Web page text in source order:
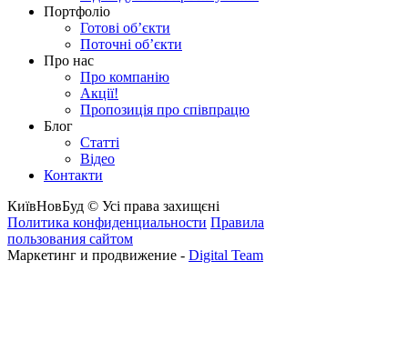
Портфоліо
Готові об’єкти
Поточні об’єкти
Про нас
Про компанію
Акції!
Пропозиція про співпрацю
Блог
Статті
Відео
Контакти
КиївНовБуд © Усі права захищєні
Политика конфиденциальности Правила
пользования сайтом
Маркетинг и продвижение - Digital Team